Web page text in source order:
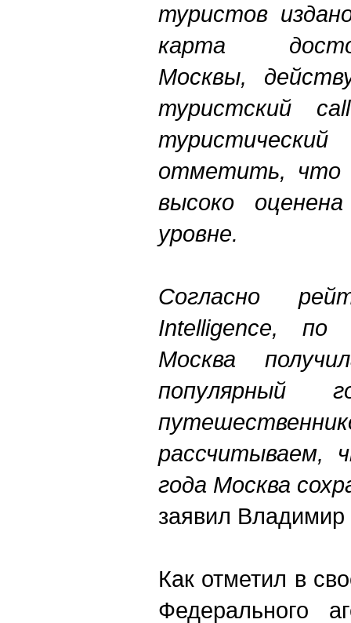
туристов
карта
Москвы,
туристский
отметить, что
высоко
уровне.
Согласно
Intelligence,
Москва
популярный
рассчитываем,
года Москва
заявил Владимир
Как отметил в
Федерального